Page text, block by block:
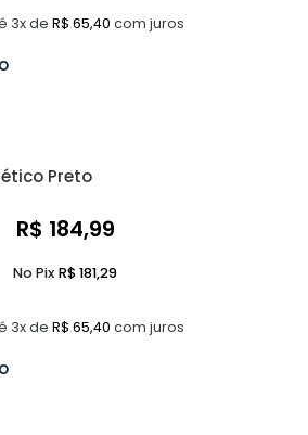
3x de R$ 65,40 com juros
Preto
R$ 184,99
3x de R$ 65,40 com juros
No Pix R$181,29